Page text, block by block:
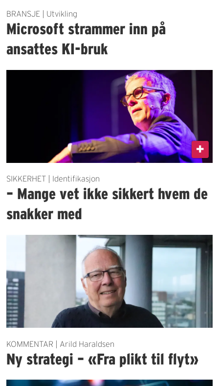
BRANSJE | Utvikling
Microsoft strammer inn på
ansattes KI-bruk
SIKKERHET | Identifikasjon
– Mange vet ikke sikkert hvem de
snakker med
KOMMENTAR | Arild Haraldsen
Ny strategi – «Fra plikt til flyt»